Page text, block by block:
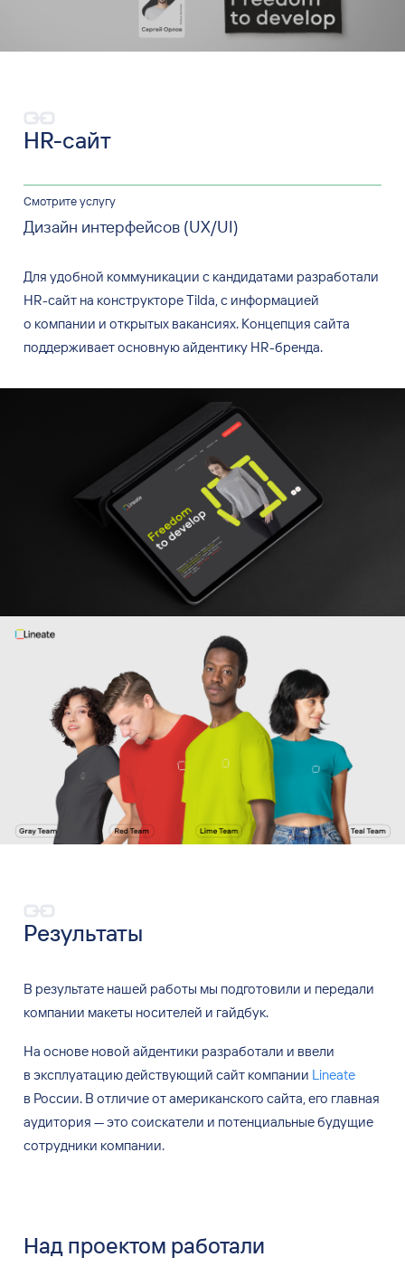
HR-сайт
Смотрите услугу
Дизайн интерфейсов (UX/UI)
Для удобной коммуникации с кандидатами разработали
HR-сайт на конструкторе Tilda, с информацией
о компании и открытых вакансиях. Концепция сайта
поддерживает основную айдентику HR-бренда.
Результаты
В результате нашей работы мы подготовили и передали
компании макеты носителей и гайдбук.
На основе новой айдентики разработали и ввели
в эксплуатацию действующий сайт компании Lineate
в России. В отличие от американского сайта, его главная
аудитория — это соискатели и потенциальные будущие
сотрудники компании.
Над проектом работали